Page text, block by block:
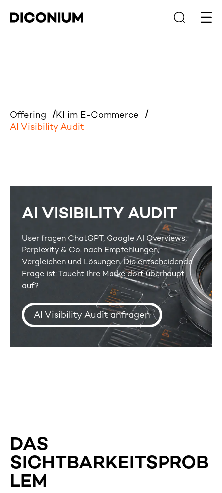
Offering
KI im E-Commerce
AI Visibility Audit
AI VISIBILITY AUDIT
User fragen ChatGPT, Google AI Overviews,
Perplexity & Co. nach Empfehlungen,
Vergleichen und Lösungen. Die entscheidende
Frage ist: Taucht Ihre Marke dort überhaupt
auf?
AI Visibility Audit anfragen
DAS
SICHTBARKEITSPROB
LEM